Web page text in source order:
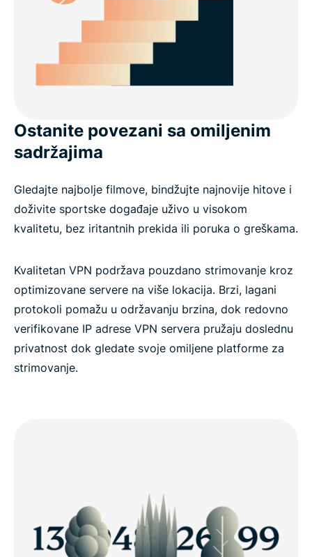
Ostanite povezani sa omiljenim
sadržajima
Gledajte najbolje filmove, bindžujte najnovije hitove i
doživite sportske događaje uživo u visokom
kvalitetu, bez iritantnih prekida ili poruka o greškama.
Kvalitetan VPN podržava pouzdano strimovanje kroz
optimizovane servere na više lokacija. Brzi, lagani
protokoli pomažu u održavanju brzina, dok redovno
verifikovane IP adrese VPN servera pružaju doslednu
privatnost dok gledate svoje omiljene platforme za
strimovanje.